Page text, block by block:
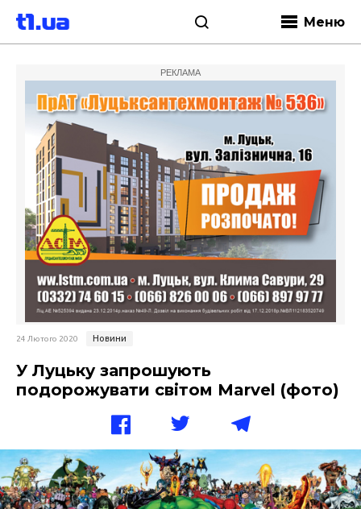
Меню
РЕКЛАМА
24 Лютого 2020 Новини
У Луцьку запрошують
подорожувати світом Marvel (фото)